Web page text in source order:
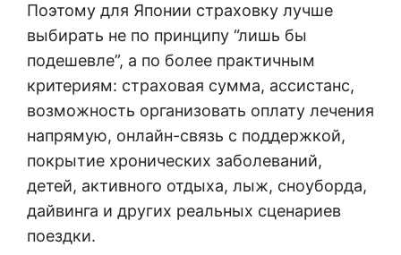
Поэтому для Японии страховку лучше
выбирать не по принципу “лишь бы
подешевле”, а по более практичным
критериям: страховая сумма, ассистанс,
возможность организовать оплату лечения
напрямую, онлайн-связь с поддержкой,
покрытие хронических заболеваний,
детей, активного отдыха, лыж, сноуборда,
дайвинга и других реальных сценариев
поездки.